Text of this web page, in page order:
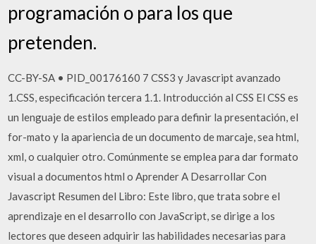
programación o para los que
pretenden.
CC-BY-SA • PID_00176160 7 CSS3 y Javascript avanzado
1.CSS, especificación tercera 1.1. Introducción al CSS El CSS es
un lenguaje de estilos empleado para definir la presentación, el
for-mato y la apariencia de un documento de marcaje, sea html,
xml, o cualquier otro. Comúnmente se emplea para dar formato
visual a documentos html o Aprender A Desarrollar Con
Javascript Resumen del Libro: Este libro, que trata sobre el
aprendizaje en el desarrollo con JavaScript, se dirige a los
lectores que deseen adquirir las habilidades necesarias para